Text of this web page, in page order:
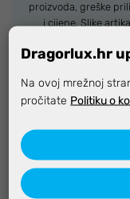
proizvoda, greške
i cijene. Slike
možete
Dragorlux.hr
Na ovoj mrežnoj
pročitate Politiku o